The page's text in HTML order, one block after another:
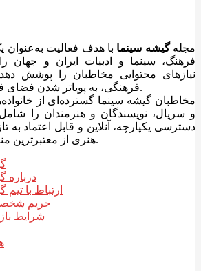
مجلهگیشه سینما با هدف فعالیت به‌عنوان
فرهنگ، سینما و ادبیات ایران و جهان
نیازهای محتوایی مخاطبان را پوشش
فرهنگی، به پویاتر شدن فضای فرهنگی کشور کمک کند.
مخاطبان گیشه سینما گسترده‌ای از
و سریال، نویسندگان و هنرمندان را
دسترسی یکپارچه، آنلاین و قابل اعتماد به
هنری از معتبرترین منابع ایران و جهان هستند.
درباره
ارتباط با
حریم
شرایط